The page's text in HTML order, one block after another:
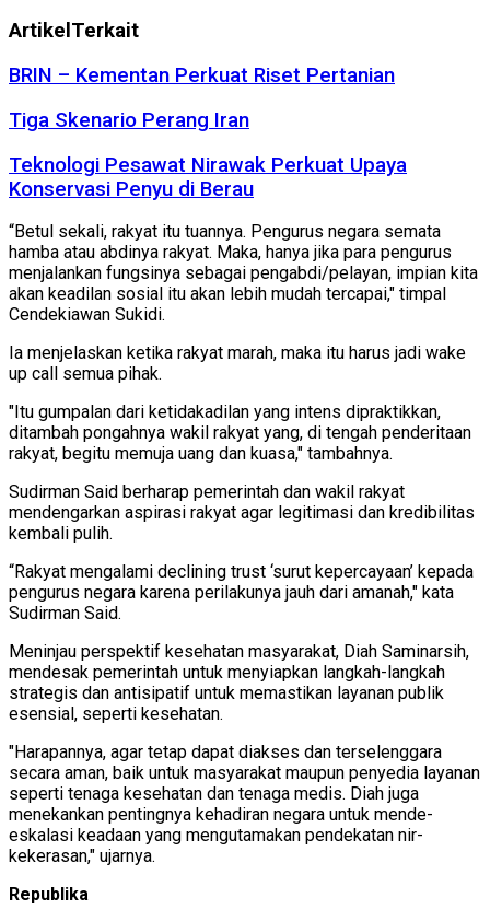
Artikel Terkait
BRIN – Kementan Perkuat Riset Pertanian
Tiga Skenario Perang Iran
Teknologi Pesawat Nirawak Perkuat Upaya
Konservasi Penyu di Berau
“Betul sekali, rakyat itu tuannya. Pengurus negara semata
hamba atau abdinya rakyat. Maka, hanya jika para pengurus
menjalankan fungsinya sebagai pengabdi/pelayan, impian kita
akan keadilan sosial itu akan lebih mudah tercapai," timpal
Cendekiawan Sukidi.
Ia menjelaskan ketika rakyat marah, maka itu harus jadi wake
up call semua pihak.
"Itu gumpalan dari ketidakadilan yang intens dipraktikkan,
ditambah pongahnya wakil rakyat yang, di tengah penderitaan
rakyat, begitu memuja uang dan kuasa," tambahnya.
Sudirman Said berharap pemerintah dan wakil rakyat
mendengarkan aspirasi rakyat agar legitimasi dan kredibilitas
kembali pulih.
“Rakyat mengalami declining trust ‘surut kepercayaan’ kepada
pengurus negara karena perilakunya jauh dari amanah," kata
Sudirman Said.
Meninjau perspektif kesehatan masyarakat, Diah Saminarsih,
mendesak pemerintah untuk menyiapkan langkah-langkah
strategis dan antisipatif untuk memastikan layanan publik
esensial, seperti kesehatan.
"Harapannya, agar tetap dapat diakses dan terselenggara
secara aman, baik untuk masyarakat maupun penyedia layanan
seperti tenaga kesehatan dan tenaga medis. Diah juga
menekankan pentingnya kehadiran negara untuk mende-
eskalasi keadaan yang mengutamakan pendekatan nir-
kekerasan," ujarnya.
Republika